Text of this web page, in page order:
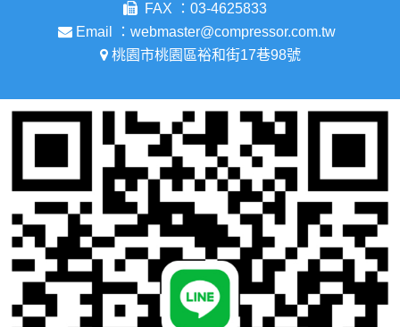
FAX ： 03-4625833
Email ： webmaster@compressor.com.tw
桃園市桃園區裕和街17巷98號